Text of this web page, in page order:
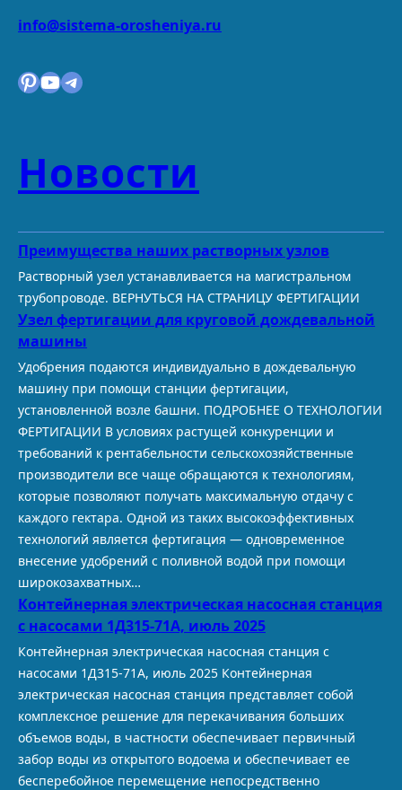
info@sistema-orosheniya.ru
Pinterest YouTube Telegram
Новости
Преимущества наших растворных узлов
Растворный узел устанавливается на магистральном
трубопроводе. ВЕРНУТЬСЯ НА СТРАНИЦУ ФЕРТИГАЦИИ
Узел фертигации для круговой дождевальной
машины
Удобрения подаются индивидуально в дождевальную
машину при помощи станции фертигации,
установленной возле башни. ПОДРОБНЕЕ О ТЕХНОЛОГИИ
ФЕРТИГАЦИИ В условиях растущей конкуренции и
требований к рентабельности сельскохозяйственные
производители все чаще обращаются к технологиям,
которые позволяют получать максимальную отдачу с
каждого гектара. Одной из таких высокоэффективных
технологий является фертигация — одновременное
внесение удобрений с поливной водой при помощи
широкозахватных…
Контейнерная электрическая насосная станция
с насосами 1Д315-71А, июль 2025
Контейнерная электрическая насосная станция с
насосами 1Д315-71А, июль 2025 Контейнерная
электрическая насосная станция представляет собой
комплексное решение для перекачивания больших
объемов воды, в частности обеспечивает первичный
забор воды из открытого водоема и обеспечивает ее
бесперебойное перемещение непосредственно